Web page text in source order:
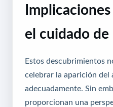
el cuidado de
Estos descubrimientos
celebrar la aparición del
adecuadamente. Sin
proporcionan una